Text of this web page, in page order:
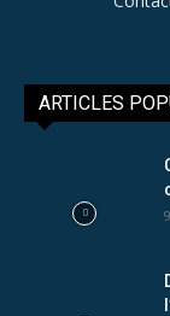
ARTICLES